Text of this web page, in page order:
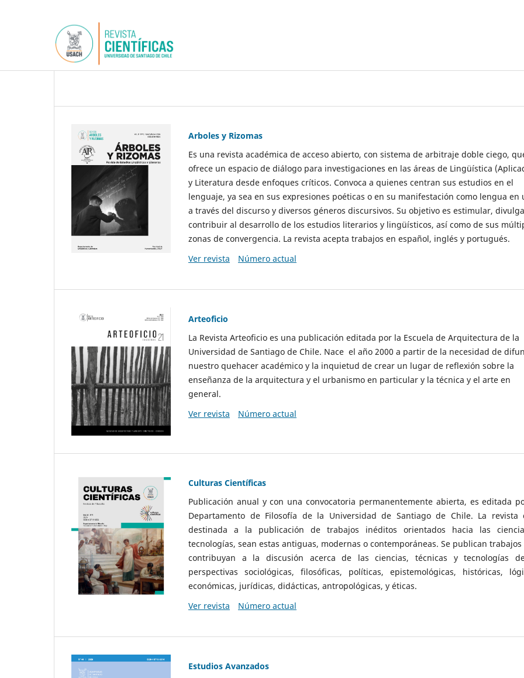
Arboles y Rizomas
Es una revista académica de acceso abierto, con sistema de arbitraje doble ciego,
ofrece un espacio de diálogo para investigaciones en las áreas de Lingüística
y Literatura desde enfoques críticos. Convoca a quienes centran sus estudios en el
lenguaje, ya sea en sus expresiones poéticas o en su manifestación como lengua en
a través del discurso y diversos géneros discursivos. Su objetivo es estimular,
contribuir al desarrollo de los estudios literarios y lingüísticos, así como de sus
zonas de convergencia. La revista acepta trabajos en español, inglés y portugués.
Ver revista
Número actual
Arteoficio
La Revista Arteoficio es una publicación editada por la Escuela de Arquitectura de la
Universidad de Santiago de Chile. Nace el año 2000 a partir de la necesidad de
nuestro quehacer académico y la inquietud de crear un lugar de reflexión sobre la
enseñanza de la arquitectura y el urbanismo en particular y la técnica y el arte en
general.
Ver revista
Número actual
Culturas Científicas
Publicación anual y con una convocatoria permanentemente abierta, es editada
Departamento de Filosofía de la Universidad de Santiago de Chile. La revista
destinada a la publicación de trabajos inéditos orientados hacia las
tecnologías, sean estas antiguas, modernas o contemporáneas. Se publican
contribuyan a la discusión acerca de las ciencias, técnicas y tecnologías
perspectivas sociológicas, filosóficas, políticas, epistemológicas, históricas,
económicas, jurídicas, didácticas, antropológicas, y éticas.
Ver revista
Número actual
Estudios Avanzados